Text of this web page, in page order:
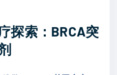
探索： BRCA突